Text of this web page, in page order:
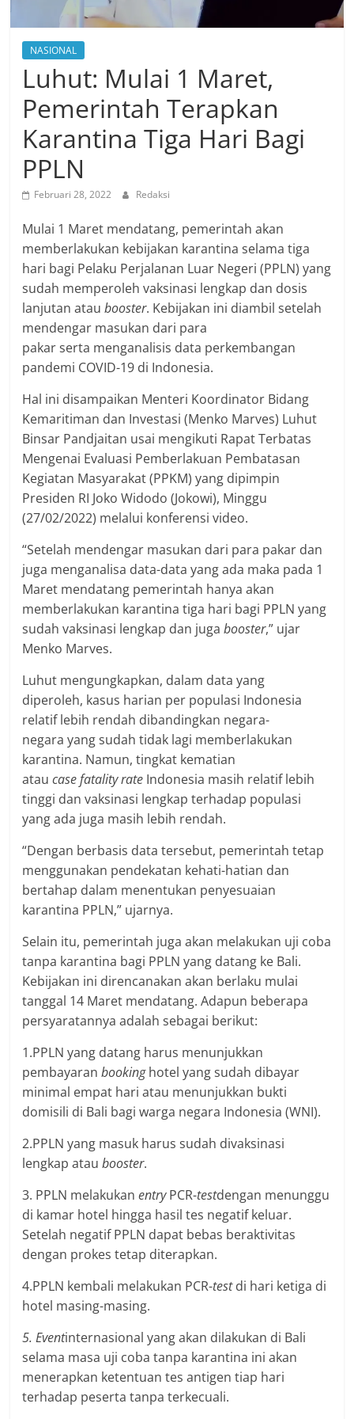
NASIONAL
Luhut: Mulai 1 Maret,
Pemerintah Terapkan
Karantina Tiga Hari Bagi
PPLN
Februari 28, 2022 Redaksi
Mulai 1 Maret mendatang, pemerintah akan
memberlakukan kebijakan karantina selama tiga
hari bagi Pelaku Perjalanan Luar Negeri (PPLN) yang
sudah memperoleh vaksinasi lengkap dan dosis
lanjutan ataubooster. Kebijakan ini diambil setelah
mendengar masukan dari para
pakar serta menganalisis data perkembangan
pandemi COVID-19 di Indonesia.
Hal ini disampaikan Menteri Koordinator Bidang
Kemaritiman dan Investasi (Menko Marves) Luhut
Binsar Pandjaitan usai mengikuti Rapat Terbatas
Mengenai Evaluasi Pemberlakuan Pembatasan
Kegiatan Masyarakat (PPKM) yang dipimpin
Presiden RI Joko Widodo (Jokowi), Minggu
(27/02/2022) melalui konferensi video.
“Setelah mendengar masukan dari para pakar dan
juga menganalisa data-data yang ada maka pada 1
Maret mendatang pemerintah hanya akan
memberlakukan karantina tiga hari bagi PPLN yang
sudah vaksinasi lengkap dan jugabooster,” ujar
Menko Marves.
Luhut mengungkapkan, dalam data yang
diperoleh, kasus harian per populasi Indonesia
relatif lebih rendah dibandingkan negara-
negara yang sudah tidak lagi memberlakukan
karantina. Namun, tingkat kematian
ataucase fatality rate Indonesia masih relatif lebih
tinggi dan vaksinasi lengkap terhadap populasi
yang ada juga masih lebih rendah.
“Dengan berbasis data tersebut, pemerintah tetap
menggunakan pendekatan kehati-hatian dan
bertahap dalam menentukan penyesuaian
karantina PPLN,” ujarnya.
Selain itu, pemerintah juga akan melakukan uji coba
tanpa karantina bagi PPLN yang datang ke Bali.
Kebijakan ini direncanakan akan berlaku mulai
tanggal 14 Maret mendatang. Adapun beberapa
persyaratannya adalah sebagai berikut:
1.PPLN yang datang harus menunjukkan
pembayaranbookinghotel yang sudah dibayar
minimal empat hari atau menunjukkan bukti
domisili di Bali bagi warga negara Indonesia (WNI).
2.PPLN yang masuk harus sudah divaksinasi
lengkap ataubooster.
3. PPLN melakukanentryPCR-testdengan menunggu
di kamar hotel hingga hasil tes negatif keluar.
Setelah negatif PPLN dapat bebas beraktivitas
dengan prokes tetap diterapkan.
4.PPLN kembali melakukan PCR-testdi hari ketiga di
hotel masing-masing.
5. Eventinternasional yang akan dilakukan di Bali
selama masa uji coba tanpa karantina ini akan
menerapkan ketentuan tes antigen tiap hari
terhadap peserta tanpa terkecuali.